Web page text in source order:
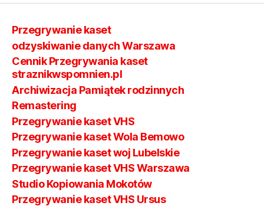
Przegrywanie kaset
odzyskiwanie danych Warszawa
Cennik Przegrywania kaset
straznikwspomnien.pl
Archiwizacja Pamiątek rodzinnych
Remastering
Przegrywanie kaset VHS
Przegrywanie kaset Wola Bemowo
Przegrywanie kaset woj Lubelskie
Przegrywanie kaset VHS Warszawa
Studio Kopiowania Mokotów
Przegrywanie kaset VHS Ursus